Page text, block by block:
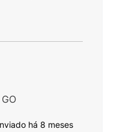
há 8 meses